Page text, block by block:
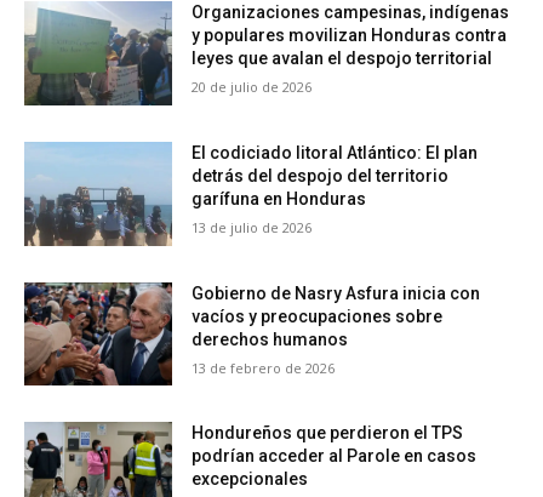
Organizaciones campesinas, indígenas
y populares movilizan Honduras contra
leyes que avalan el despojo territorial
20 de julio de 2026
El codiciado litoral Atlántico: El plan
detrás del despojo del territorio
garífuna en Honduras
13 de julio de 2026
Gobierno de Nasry Asfura inicia con
vacíos y preocupaciones sobre
derechos humanos
13 de febrero de 2026
Hondureños que perdieron el TPS
podrían acceder al Parole en casos
excepcionales